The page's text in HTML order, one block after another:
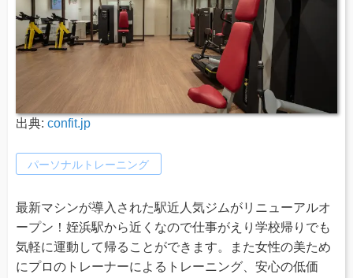
出典: confit.jp
パーソナルトレーニング
最新マシンが導入された駅近人気ジムがリニューアルオ
ープン！姪浜駅から近くなので仕事がえり学校帰りでも
気軽に運動して帰ることができます。また女性の美ため
にプロのトレーナーによるトレーニング、安心の低価